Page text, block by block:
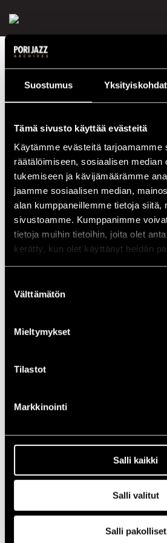
Suostumus Yksityiskohdat
Tämä sivusto käyttää evästeitä
Käytämme evästeitä tarjoamamme
räätälöimiseen, sosiaalisen median
tukemiseen ja kävijämäärämme
jaamme sosiaalisen median,
alan kumppaneillemme tietoja siitä,
sivustoamme. Kumppanimme
tietoja muihin tietoihin, joita olet
kerätty, kun olet käyttänyt heidän
valinta
Välttämätön
Mieltymykset
Tilastot
Markkinointi
Salli kaikki
Salli valitut
Salli pakolliset
2000-LUKU
1990-LUKU
1980-LUKU
Festivaalivuodet
Santi Debriano Quartet
NIMI
David Hopkins
John Colianni
piano
Santi Debriano
bass
Wade Barnes